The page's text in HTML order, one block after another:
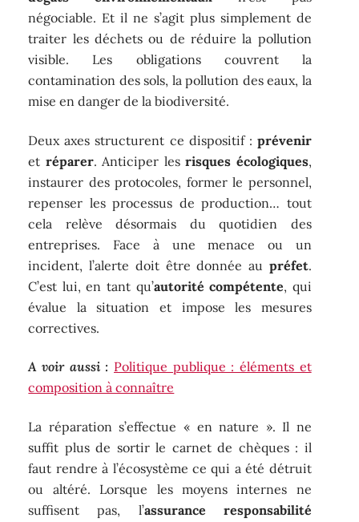
négociable. Et il ne s’agit plus simplement de
traiter les déchets ou de réduire la pollution
visible. Les obligations couvrent la
contamination des sols, la pollution des eaux, la
mise en danger de la biodiversité.
Deux axes structurent ce dispositif : prévenir
et réparer. Anticiper lesrisques écologiques,
instaurer des protocoles, former le personnel,
repenser les processus de production… tout
cela relève désormais du quotidien des
entreprises. Face à une menace ou un
incident, l’alerte doit être donnée au préfet.
C’est lui, en tant qu’autorité compétente, qui
évalue la situation et impose les mesures
correctives.
A voir aussi : Politique publique : éléments et
composition à connaître
La réparation s’effectue « en nature ». Il ne
suffit plus de sortir le carnet de chèques : il
faut rendre à l’écosystème ce qui a été détruit
ou altéré. Lorsque les moyens internes ne
suffisent pas, l’assurance responsabilité